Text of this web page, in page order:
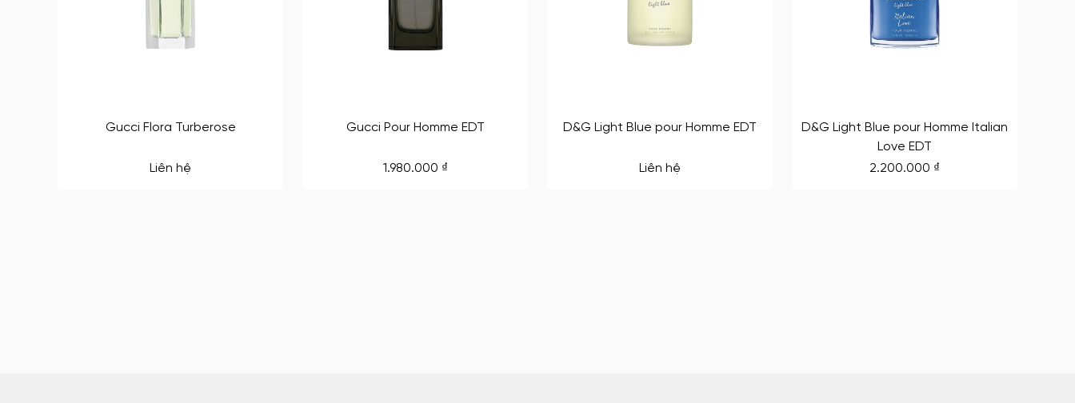
Gucci Flora Turberose
Liên hệ
Gucci Pour Homme EDT
1.980.000 ₫
D&G Light Blue pour Homme EDT
Liên hệ
D&G Light Blue pour Homme Italian
Love EDT
2.200.000 ₫